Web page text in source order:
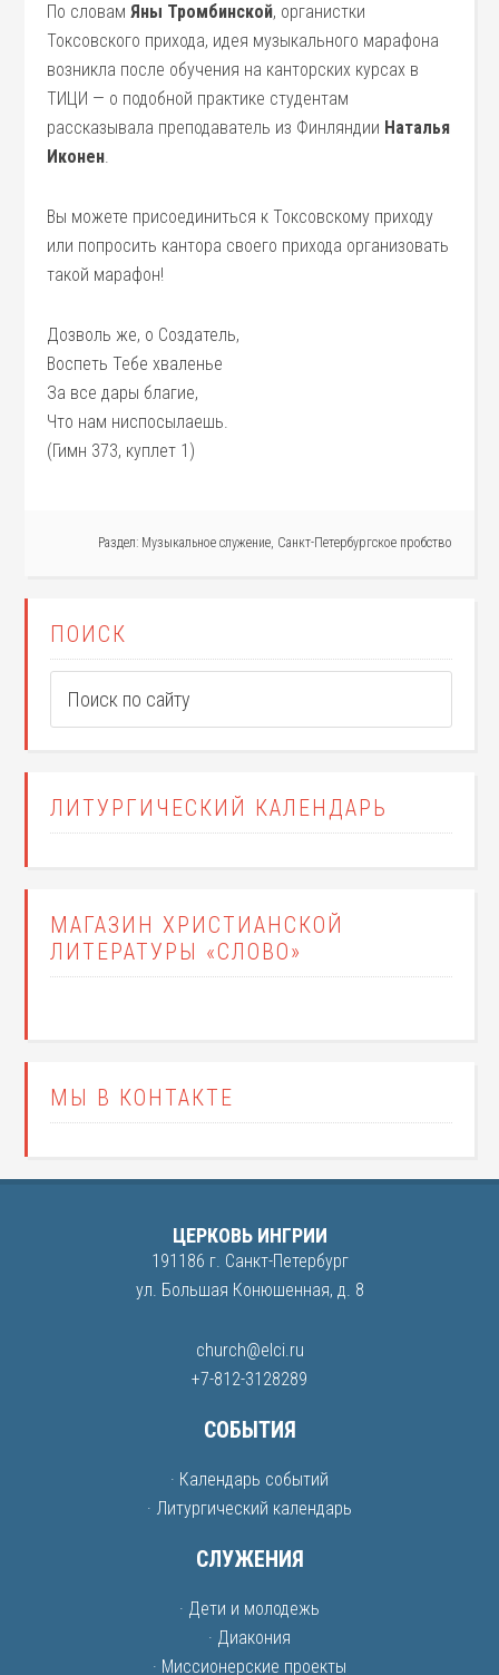
По словамЯны Тромбинской, органистки
Токсовского прихода, идея музыкального марафона
возникла после обучения на канторских курсах в
ТИЦИ — о подобной практике студентам
рассказывала преподаватель из Финляндии Наталья
Иконен.
Вы можете присоединиться к Токсовскому приходу
или попросить кантора своего прихода организовать
такой марафон!
Дозволь же, о Создатель,
Воспеть Тебе хваленье
За все дары благие,
Что нам ниспосылаешь.
(Гимн 373, куплет 1)
Раздел: Музыкальное служение, Санкт-Петербургское пробство
ПОИСК
ЛИТУРГИЧЕСКИЙ КАЛЕНДАРЬ
МАГАЗИН ХРИСТИАНСКОЙ
ЛИТЕРАТУРЫ «СЛОВО»
МЫ В КОНТАКТЕ
ЦЕРКОВЬ ИНГРИИ
191186 г. Санкт-Петербург
ул. Большая Конюшенная, д. 8
church@elci.ru
+7-812-3128289
СОБЫТИЯ
· Календарь событий
· Литургический календарь
СЛУЖЕНИЯ
· Дети и молодежь
· Диакония
· Миссионерские проекты